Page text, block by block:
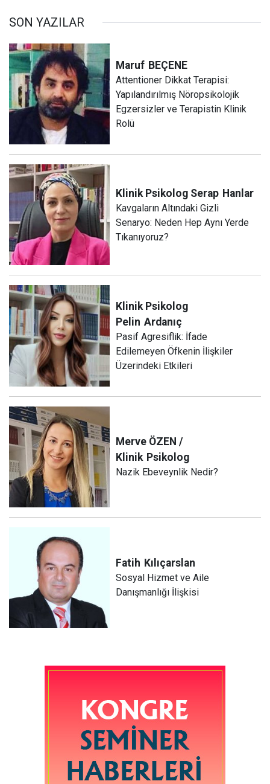
SON YAZILAR
Maruf BEÇENE
Attentioner Dikkat Terapisi:
Yapılandırılmış Nöropsikolojik
Egzersizler ve Terapistin Klinik
Rolü
Klinik Psikolog Serap Hanlar
Kavgaların Altındaki Gizli
Senaryo: Neden Hep Aynı Yerde
Tıkanıyoruz?
Klinik Psikolog
Pelin Ardanıç
Pasif Agresiflik: İfade
Edilemeyen Öfkenin İlişkiler
Üzerindeki Etkileri
Merve ÖZEN /
Klinik Psikolog
Nazik Ebeveynlik Nedir?
Fatih Kılıçarslan
Sosyal Hizmet ve Aile
Danışmanlığı İlişkisi